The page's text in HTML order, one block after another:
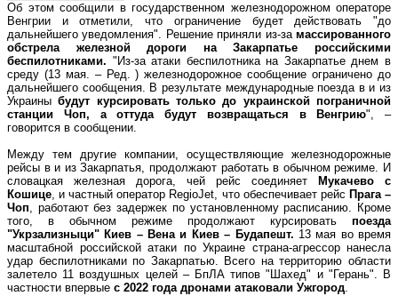
Об этом сообщили в государственном железнодорожном операторе
Венгрии и отметили, что ограничение будет действовать "до
дальнейшего уведомления". Решение приняли из-за массированного
обстрела железной дороги на Закарпатье российскими
беспилотниками. "Из-за атаки беспилотника на Закарпатье днем в
среду (13 мая. – Ред. ) железнодорожное сообщение ограничено до
дальнейшего сообщения. В результате международные поезда в и из
Украиныбудут курсировать только до украинской пограничной
станции Чоп, а оттуда будут возвращаться в Венгрию", –
говорится в сообщении.
Между тем другие компании, осуществляющие железнодорожные
рейсы в и из Закарпатья, продолжают работать в обычном режиме. И
словацкая железная дорога, чей рейс соединяет Мукачево с
Кошице, и частный оператор RegioJet, что обеспечивает рейс Прага –
Чоп, работают без задержек по установленному расписанию. Кроме
того, в обычном режиме продолжают курсировать поезда
"Укрзализныци" Киев – Вена и Киев – Будапешт. 13 мая во время
масштабной российской атаки по Украине страна-агрессор нанесла
удар беспилотниками по Закарпатью. Всего на территорию области
залетело 11 воздушных целей – БпЛА типов "Шахед" и "Герань". В
частности впервые с 2022 года дронами атаковали Ужгород.